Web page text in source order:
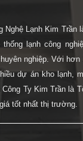
Nghệ Lạnh Kim Trần
lạnh công
nghiệp. Với hơn
dự án kho lạnh,
Ty Kim Trần là
tốt nhất thị trường.